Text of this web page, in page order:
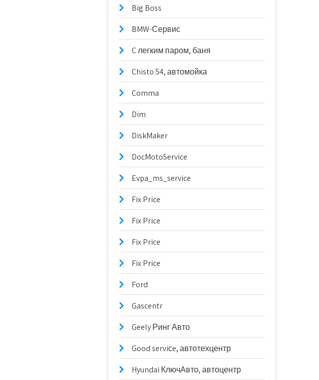
Big Boss
BMW-Сервис
C легким паром, баня
Chisto 54, автомойка
Comma
Dim
DiskMaker
DocMotoService
Evpa_ms_service
Fix Price
Fix Price
Fix Price
Fix Price
Ford
Gascentr
Geely Ринг Авто
Good serviсe, автотехцентр
Hyundai КлючАвто, автоцентр